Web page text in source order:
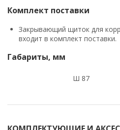
Комплект поставки
Закрывающий щиток для
входит в комплект поставки.
Габариты, мм
Ш 87